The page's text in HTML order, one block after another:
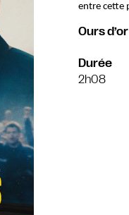
entre cette
Ours
Durée
2h08